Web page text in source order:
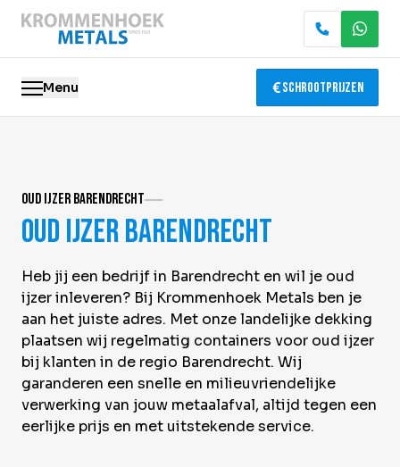
Menu Schrootprijzen
Elektronica recycling
Slopen & demontage
Katalysator recycling
Containerservice
Locaties
Over Krommenhoek
Sustainability
Oud ijzer Barendrecht
Oud ijzer Barendrecht
Heb jij een bedrijf in Barendrecht en wil je oud
ijzer inleveren? Bij Krommenhoek Metals ben je
aan het juiste adres. Met onze landelijke dekking
plaatsen wij regelmatig containers voor oud ijzer
bij klanten in de regio Barendrecht. Wij
garanderen een snelle en milieuvriendelijke
verwerking van jouw metaalafval, altijd tegen een
eerlijke prijs en met uitstekende service.